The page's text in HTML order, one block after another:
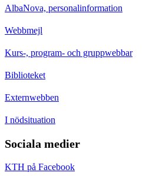
AlbaNova, personalinformation
Webbmejl
Kurs-, program- och gruppwebbar
Biblioteket
Externwebben
I nödsituation
Sociala medier
KTH på Facebook